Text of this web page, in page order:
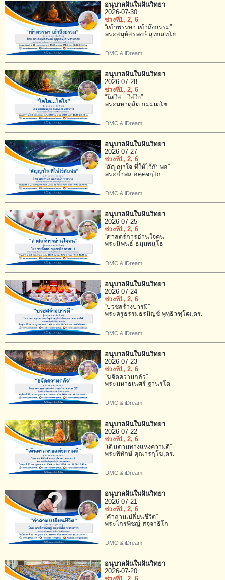
อนุบาลฝันในฝันวิทยา
2026-07-30
ช่วงที่1, 2, 6
“เข้าพรรษา เข้าถึงธรรม”
พระสมุห์สรพงษ์ สุทฺธสทฺโธ
DMC & iDream
อนุบาลฝันในฝันวิทยา
2026-07-28
ช่วงที่1, 2, 6
“ใสใส...ใส่ใจ”
พระมหาดุสิต ธมฺมเตโช
DMC & iDream
อนุบาลฝันในฝันวิทยา
2026-07-27
ช่วงที่1, 2, 6
“สัญญาใจ ที่ให้ไว้กับพ่อ”
พระกำพล อคฺคจกฺโก
DMC & iDream
อนุบาลฝันในฝันวิทยา
2026-07-25
ช่วงที่1, 2, 6
“ศาสตร์การอ่านใจคน”
พระนิพนธ์ ธมฺมพนฺโธ
DMC & iDream
อนุบาลฝันในฝันวิทยา
2026-07-24
ช่วงที่1, 2, 6
“บวชสร้างบารมี”
พระครูธรรมธรมิญช์ พุทฺธิวฑฺโฒ,ดร.
DMC & iDream
อนุบาลฝันในฝันวิทยา
2026-07-23
ช่วงที่1, 2, 6
“ขจัดความกลัว”
พระมหาธเนศร์ ฐานรโต
DMC & iDream
อนุบาลฝันในฝันวิทยา
2026-07-22
ช่วงที่1, 2, 6
“เดินตามทางแห่งความดี”
พระพิทักษ์ คุณารกฺโข,ดร.
DMC & iDream
อนุบาลฝันในฝันวิทยา
2026-07-21
ช่วงที่1, 2, 6
“คำถามเปลี่ยนชีวิต”
พระไกรพิชญ์ สจฺจาธิโก
DMC & iDream
อนุบาลฝันในฝันวิทยา
2026-07-20